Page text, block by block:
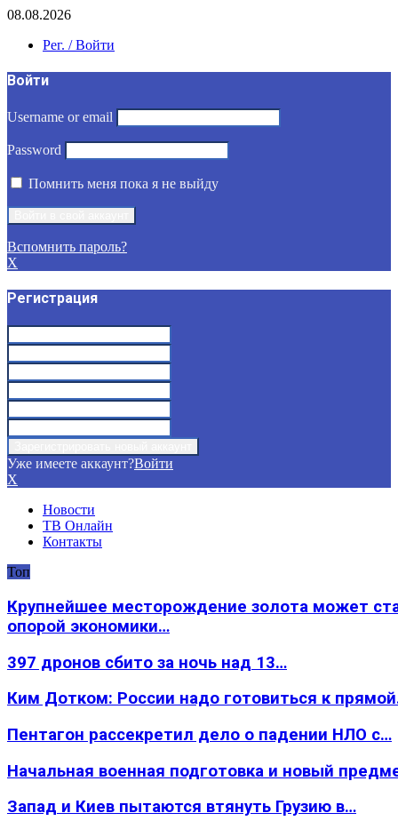
08.08.2026
Рег. / Войти
Войти
Username or email
Password
Помнить меня пока я не выйду
Вспомнить пароль?
X
Регистрация
Уже имеете аккаунт?Войти
X
Новости
ТВ Онлайн
Контакты
Топ
Крупнейшее месторождение золота может
опорой экономики…
397 дронов сбито за ночь над 13…
Ким Дотком: России надо готовиться к
Пентагон рассекретил дело о падении НЛО с…
Начальная военная подготовка и новый
Запад и Киев пытаются втянуть Грузию в…